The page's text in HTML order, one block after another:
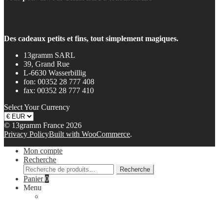
Des cadeaux petits et fins, tout simplement magiques.
13gramm SARL
39, Grand Rue
L-6630 Wasserbillig
fon: 00352 28 777 408
fax: 00352 28 777 410
Select Your Currency
© 13gramm France 2026
Privacy PolicyBuilt with WooCommerce.
Mon compte
Recherche
Recherche
pour :
Recherche
Panier0
Menu